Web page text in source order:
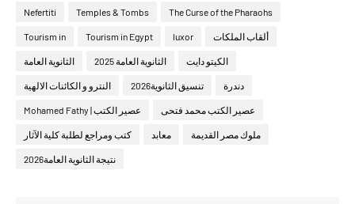
Nefertiti Temples & Tombs The Curse of the Pharaohs
Tourism in Tourism in Egypt luxor ألقاب الملكات
الثانوية العامة الثانوية العامة 2025 الكيتو دايت
النترو و الكائنات الالهية تنسيق الثانوية2026 دندرة
عصير الكتب | Mohamed Fathy عصير الكتب محمد فتحى
كتب ومراجع لطلبة كلية الآثار معابد ملوك مصر القديمة
نتيجة الثانوية العامة2026